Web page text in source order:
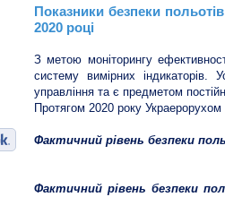
Показники безпеки
2020 році
З метою моніторингу
систему вимірних індикаторів.
управління та є предметом
Протягом 2020 року Украерорухом
Фактичний рівень безпеки
Фактичний рівень безпеки